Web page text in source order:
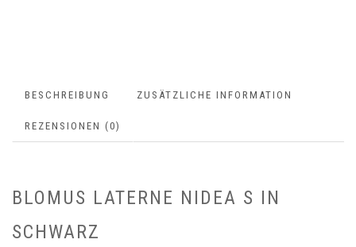
BESCHREIBUNG ZUSÄTZLICHE INFORMATION
REZENSIONEN (0)
BLOMUS LATERNE NIDEA S IN
SCHWARZ